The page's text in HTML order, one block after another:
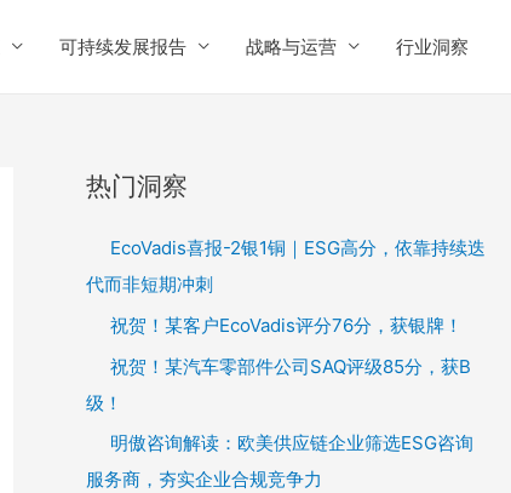
可持续发展报告 战略与运营 行业洞察
热门洞察
EcoVadis喜报-2银1铜｜ESG高分，依靠持续迭
代而非短期冲刺
祝贺！某客户EcoVadis评分76分，获银牌！
祝贺！某汽车零部件公司SAQ评级85分，获B
级！
明傲咨询解读：欧美供应链企业筛选ESG咨询
服务商，夯实企业合规竞争力